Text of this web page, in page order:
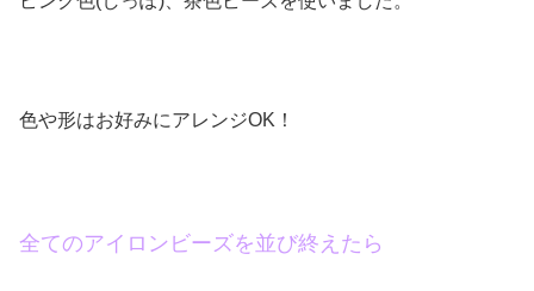
色や形はお好みにアレンジOK！
全てのアイロンビーズを並び終えたら